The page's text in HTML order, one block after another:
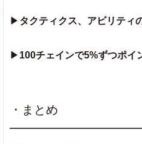
▶ タクティクス、アビリティ
▶ 100チェインで5%ずつポイ
・まとめ